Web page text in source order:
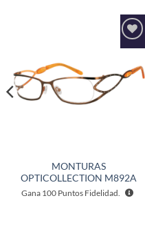
Añadir
lista de
deseos
MONTURAS
OPTICOLLECTION M892A
Gana 100Puntos Fidelidad.